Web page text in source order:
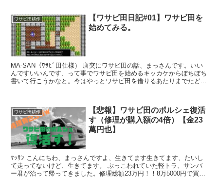
ワサビ田耕作
【ワサビ田日記#01】ワサビ田を
始めてみる。
MA-SAN（ﾜｻﾋﾞ田仕様） 唐突にワサビ田の話、まっさんです。いい
んですいいんです、って事でワサビ田を始めるキッカケからぼちぼち
書いて行こうかなと。今はやっとワサビ田を借りるあたりまでたどり
ワサビ田耕作
【悲報】ワサビ田のポルシェ復活
す（修理が購入額の4倍）【金23
萬円也】
ﾏｯｻﾝ こんにちわ、まっさんですよ、生きてます生きてます、たいし
て走ってないけど、生きてます。 ぶっこわれていた軽トラ、サンバ
ー君が治って帰ってきました。修理総額23万円！！8万5000円で買っ